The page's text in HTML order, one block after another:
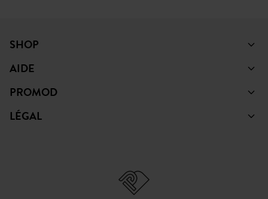
SHOP
AIDE
PROMOD
LÉGAL